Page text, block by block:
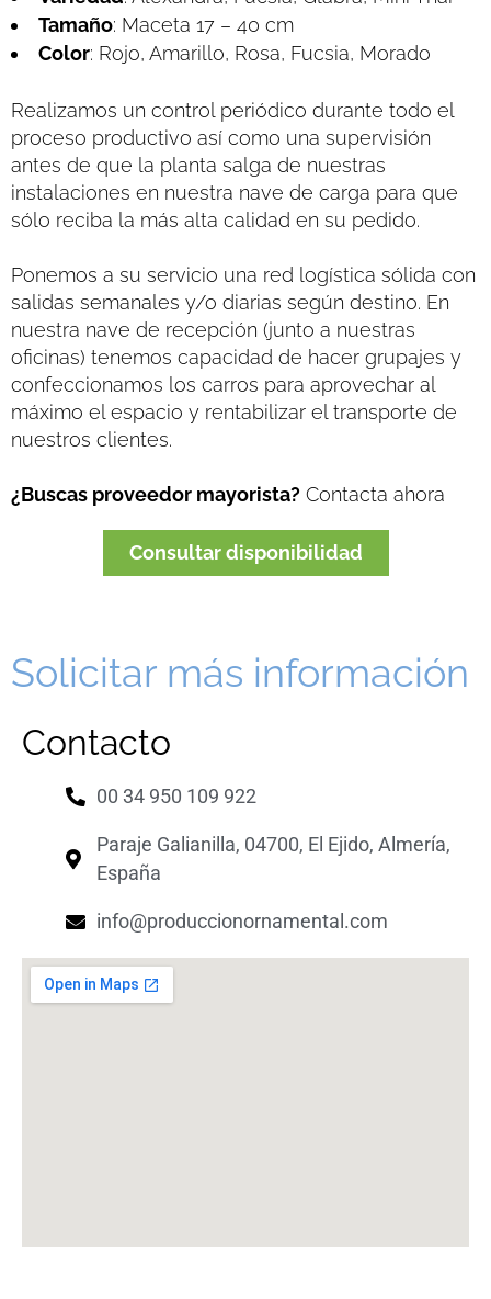
Tamaño: Maceta 17 – 40 cm
Color: Rojo, Amarillo, Rosa, Fucsia, Morado
Realizamos un control periódico durante todo el
proceso productivo así como una supervisión
antes de que la planta salga de nuestras
instalaciones en nuestra nave de carga para que
sólo reciba la más alta calidad en su pedido.
Ponemos a su servicio una red logística sólida con
salidas semanales y/o diarias según destino. En
nuestra nave de recepción (junto a nuestras
oficinas) tenemos capacidad de hacer grupajes y
confeccionamos los carros para aprovechar al
máximo el espacio y rentabilizar el transporte de
nuestros clientes.
¿Buscas proveedor mayorista? Contacta ahora
Consultar disponibilidad
Solicitar más información
Contacto
00 34 950 109 922
Paraje Galianilla, 04700, El Ejido, Almería,
España
info@produccionornamental.com